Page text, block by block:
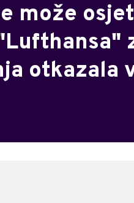
može
otkazala